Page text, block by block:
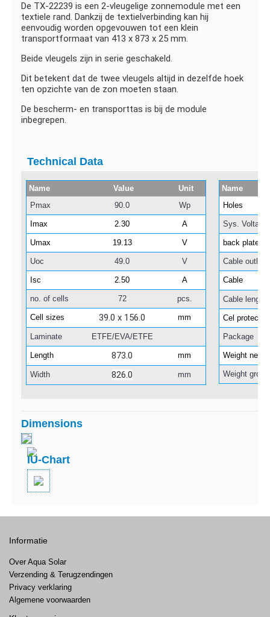
De TX-22239 is een 2-vleugelige zonnemodule met een
textiele rand. Dankzij de textielverbinding kan hij
eenvoudig worden opgevouwen tot een klein
transportformaat van 413 x 873 x 25 mm.
Beide vleugels zijn in serie geschakeld.
Dit betekent dat de twee vleugels altijd in dezelfde hoek
ten opzichte van de zon moeten staan.
De bescherm- en transporttas is bij de module
inbegrepen.
Technical Data
Name Value
Unit
Pmax
90.0 Wp
Imax 2.30 A
Umax 19.13 V
Uoc 49.0 V
Isc 2.50 A
no. of cells 72 pcs.
Cell sizes 39.0 x 156.0 mm
Laminate ETFE/EVA/ETFE
Length 873.0 mm
Width 826.0 mm
Name
Holes
Sys. Voltage
back plate
Cable outlet
Cable
Cable length
Cel protector
Package
Weight net
Weight gross
Dimensions
IU-Chart
Informatie
Over Aqua Solar
Verzending & Terugzendingen
Privacy verklaring
Algemene voorwaarden